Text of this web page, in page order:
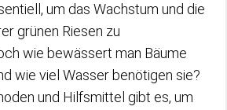
um das Wachstum und die
grünen Riesen zu
wie bewässert man Bäume
wie viel Wasser benötigen sie?
und Hilfsmittel gibt es, um